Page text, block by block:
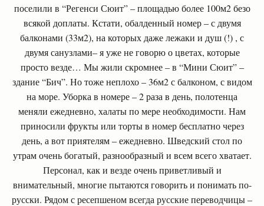
поселили в “Регенси Сюит” – площадью более 100м2 безо
всякой доплаты. Кстати, обалденный номер – с двумя
балконами (33м2), на которых даже лежаки и душ (!) , с
двумя санузлами– я уже не говорю о цветах, которые
просто везде… Мы жили скромнее – в “Мини Сюит” –
здание “Бич”. Но тоже неплохо – 36м2 с балконом, с видом
на море. Уборка в номере – 2 раза в день, полотенца
меняли ежедневно, халаты по мере необходимости. Нам
приносили фрукты или торты в номер бесплатно через
день, а вот приятелям – ежедневно. Шведский стол по
утрам очень богатый, разнообразный и всем всего хватает.
Персонал, как и везде очень приветливый и
внимательный, многие пытаются говорить и понимать по-
русски. Рядом с ресепшеном всегда русские переводчицы –